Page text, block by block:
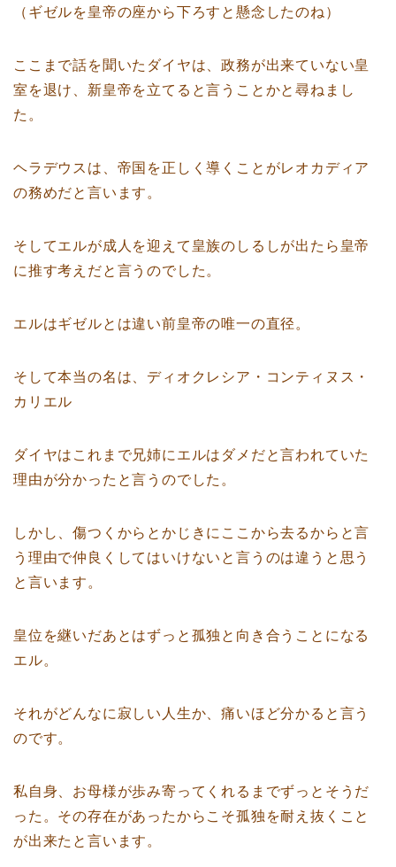
（ギゼルを皇帝の座から下ろすと懸念したのね）
ここまで話を聞いたダイヤは、政務が出来ていない皇
室を退け、新皇帝を立てると言うことかと尋ねまし
た。
ヘラデウスは、帝国を正しく導くことがレオカディア
の務めだと言います。
そしてエルが成人を迎えて皇族のしるしが出たら皇帝
に推す考えだと言うのでした。
エルはギゼルとは違い前皇帝の唯一の直径。
そして本当の名は、ディオクレシア・コンティヌス・
カリエル
ダイヤはこれまで兄姉にエルはダメだと言われていた
理由が分かったと言うのでした。
しかし、傷つくからとかじきにここから去るからと言
う理由で仲良くしてはいけないと言うのは違うと思う
と言います。
皇位を継いだあとはずっと孤独と向き合うことになる
エル。
それがどんなに寂しい人生か、痛いほど分かると言う
のです。
私自身、お母様が歩み寄ってくれるまでずっとそうだ
った。その存在があったからこそ孤独を耐え抜くこと
が出来たと言います。